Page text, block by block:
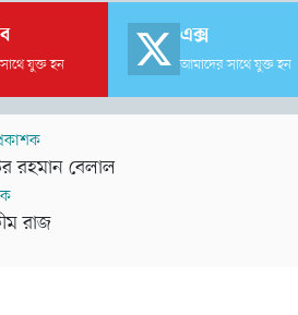
যুক্ত হন
এক্স
আমাদের সাথে যুক্ত হন
রহমান বেলাল
রাজ